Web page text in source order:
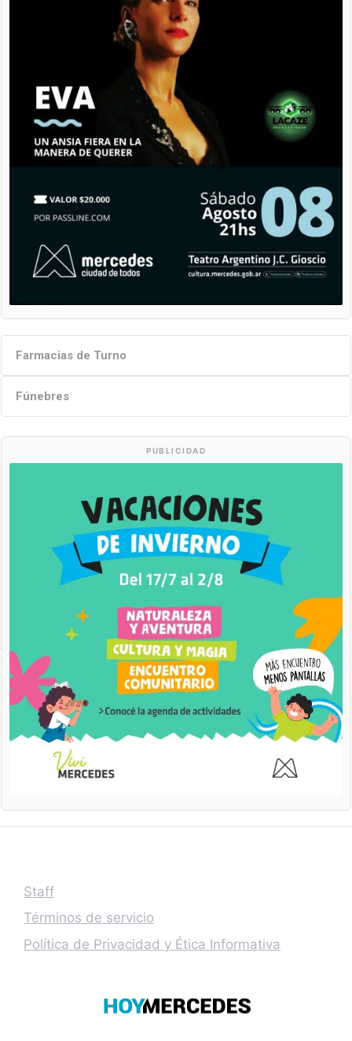
Farmacias de Turno
Fúnebres
PUBLICIDAD
Staff
Términos de servicio
Política de Privacidad y Ética Informativa